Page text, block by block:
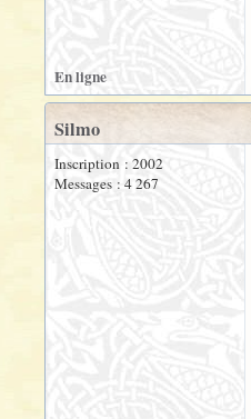
En ligne
Silmo
Inscription : 2002
Messages : 4 267